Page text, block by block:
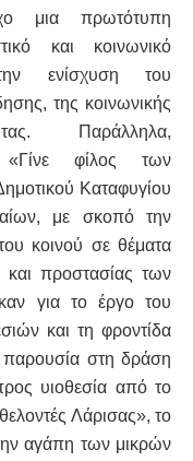
μια πρωτότυπη
και κοινωνικό
ενίσχυση του
της κοινωνικής
Παράλληλα,
φίλος των
Καταφυγίου
με σκοπό την
κοινού σε θέματα
και προστασίας των
για το έργο του
και τη φροντίδα
στη δράση
υιοθεσία από το
Λάρισας», το
αγάπη των μικρών